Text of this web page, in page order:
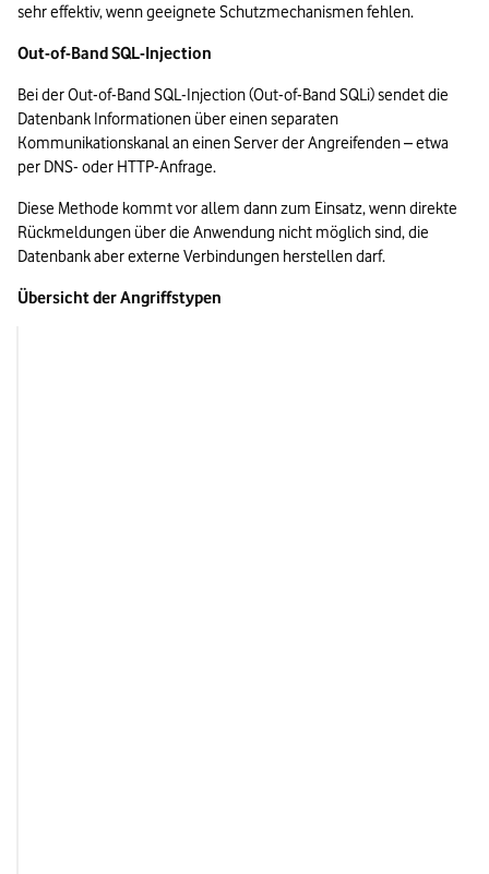
sehr effektiv, wenn geeignete Schutzmechanismen fehlen.
Out-of-Band SQL-Injection
Bei der Out-of-Band SQL-Injection (Out-of-Band SQLi) sendet die
Datenbank Informationen über einen separaten
Kommunikationskanal an einen Server der Angreifenden – etwa
per DNS- oder HTTP-Anfrage.
Diese Methode kommt vor allem dann zum Einsatz, wenn direkte
Rückmeldungen über die Anwendung nicht möglich sind, die
Datenbank aber externe Verbindungen herstellen darf.
Übersicht der Angriffstypen